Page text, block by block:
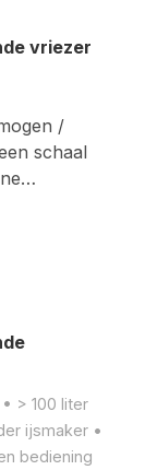
vriezer
/
schaal
> 100 liter
ijsmaker •
bediening